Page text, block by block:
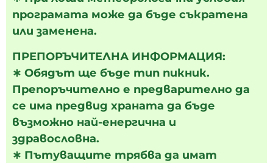
програмата може да бъде съкратена
или заменена.
ПРЕПОРЪЧИТЕЛНА ИНФОРМАЦИЯ:
∗ Обядът ще бъде тип пикник.
Препоръчително е предварително да
се има предвид храната да бъде
възможно най-енергична и
здравословна.
∗ Пътуващите трябва да имат